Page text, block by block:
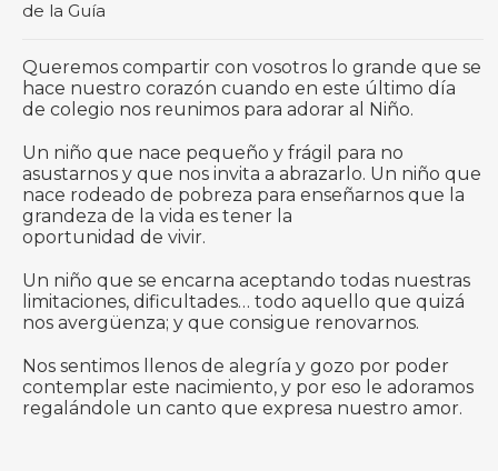
de la Guía
Queremos compartir con vosotros lo grande que se
hace nuestro corazón cuando en este último día
de colegio nos reunimos para adorar al Niño.
Un niño que nace pequeño y frágil para no
asustarnos y que nos invita a abrazarlo. Un niño que
nace rodeado de pobreza para enseñarnos que la
grandeza de la vida es tener la
oportunidad de vivir.
Un niño que se encarna aceptando todas nuestras
limitaciones, dificultades… todo aquello que quizá
nos avergüenza; y que consigue renovarnos.
Nos sentimos llenos de alegría y gozo por poder
contemplar este nacimiento, y por eso le adoramos
regalándole un canto que expresa nuestro amor.